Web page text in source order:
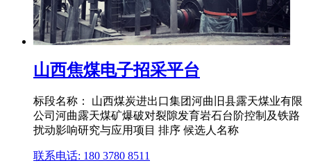
山西焦煤电子招采平台
标段名称： 山西煤炭进出口集团河曲旧县露天煤业有限
公司河曲露天煤矿爆破对裂隙发育岩石台阶控制及铁路
扰动影响研究与应用项目 排序 候选人名称
联系电话: 180 3780 8511